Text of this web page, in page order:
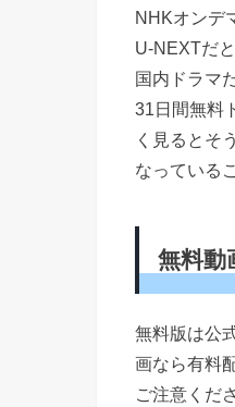
NHKオンデ
U-NEXTだ
国内ドラマ
31日間無料
く見るとそ
なっている
無料動
無料版は公
画なら有料
ご注意くだ